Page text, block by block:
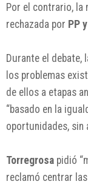
Por el contrario, la
rechazada por PP
Durante el debate,
los problemas
de ellos a etapas
“basado en la
oportunidades, sin
Torregrosa pidió
reclamó centrar